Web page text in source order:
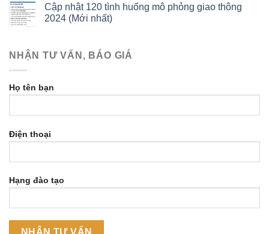
Cập nhật 120 tình huống mô phỏng giao thông
2024 (Mới nhất)
NHẬN TƯ VẤN, BÁO GIÁ
Họ tên bạn
Điện thoại
Hạng đào tạo